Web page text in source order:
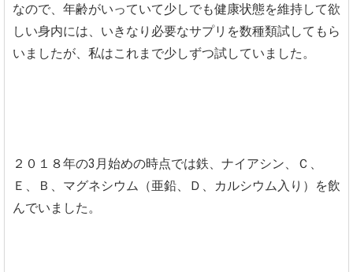
なので、年齢がいっていて少しでも健康状態を維持して欲
しい身内には、いきなり必要なサプリを数種類試してもら
いましたが、私はこれまで少しずつ試していました。
２０１８年の3月始めの時点では鉄、ナイアシン、Ｃ、
Ｅ、Ｂ、マグネシウム（亜鉛、Ｄ、カルシウム入り）を飲
んでいました。